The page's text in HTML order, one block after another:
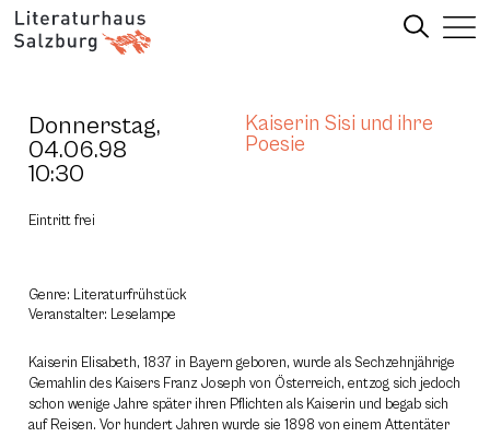
Donnerstag,
04.06.98
10:30
Kaiserin Sisi und ihre
Poesie
Eintritt frei
Genre: Literaturfrühstück
Veranstalter: Leselampe
Kaiserin Elisabeth, 1837 in Bayern geboren, wurde als Sechzehnjährige
Gemahlin des Kaisers Franz Joseph von Österreich, entzog sich jedoch
schon wenige Jahre später ihren Pflichten als Kaiserin und begab sich
auf Reisen. Vor hundert Jahren wurde sie 1898 von einem Attentäter